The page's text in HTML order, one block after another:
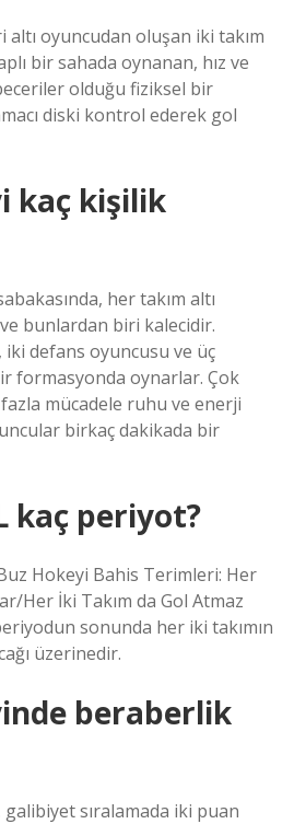
oyuncudan oluşan iki takım
bir sahada oynanan, hız ve
beceriler olduğu fiziksel bir
diski kontrol ederek gol
kaç kişilik
her takım altı
bunlardan biri kalecidir.
iki defans oyuncusu ve üç
formasyonda oynarlar. Çok
fazla mücadele ruhu ve enerji
birkaç dakikada bir
kaç periyot?
Hokeyi Bahis Terimleri: Her
Her İki Takım da Gol Atmaz
sonunda her iki takımın
üzerinedir.
beraberlik
sıralamada iki puan